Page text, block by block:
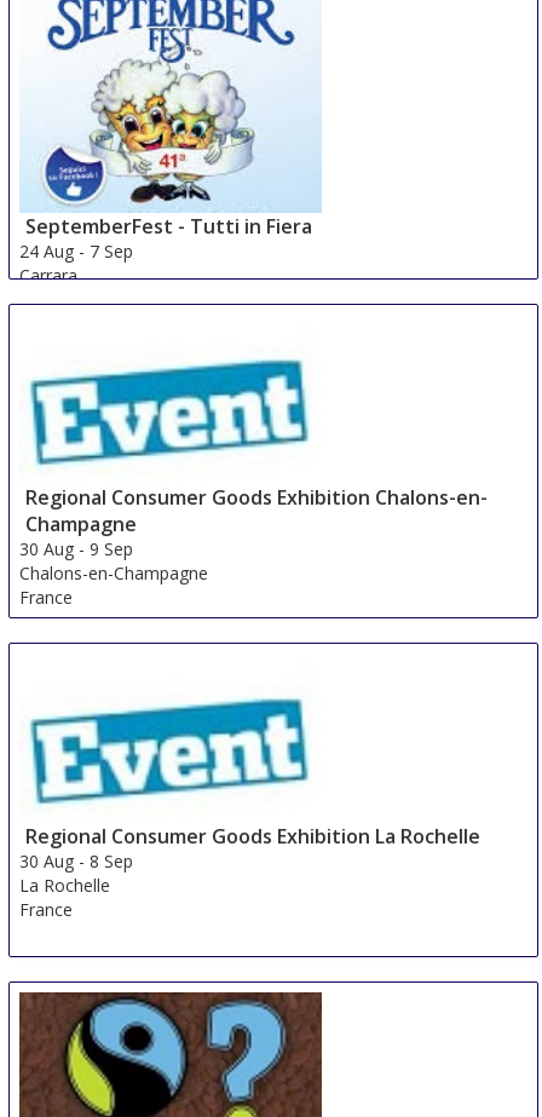
SeptemberFest - Tutti in Fiera
24 Aug - 7 Sep
Carrara
Italy
Regional Consumer Goods Exhibition Chalons-en-
Champagne
30 Aug -9 Sep
Chalons-en-Champagne
France
Regional Consumer Goods Exhibition La Rochelle
30 Aug -8 Sep
La Rochelle
France